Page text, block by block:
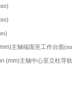
主轴端面至工作台面
(mm)主轴中心至立柱导